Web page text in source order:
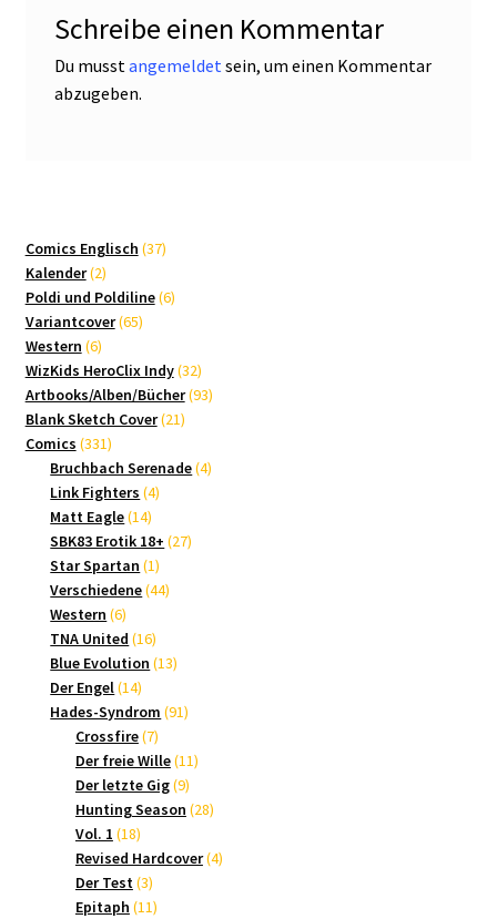
Schreibe einen Kommentar
Du musst angemeldet sein, um einen Kommentar
abzugeben.
Comics Englisch 3737
Kalender 22
Produkte
Poldi und Poldiline 66
Variantcover 6565
Western 66
Produkte
WizKids HeroClix Indy 3232
Produkte
Artbooks/Alben/Bücher 9393
Blank Sketch Cover 2121
Comics 331331
Produkte
Bruchbach Serenade 44
Link Fighters 44
Matt Eagle 1414
Produkte
SBK83 Erotik 18+ 2727
Star Spartan 11
Produkt
Verschiedene 4444
Western 66
Produkte
TNA United 1616
Produkte
Blue Evolution 1313
Der Engel 1414
Produkte
Hades-Syndrom 9191
Crossfire 77
Produkte
Der freie Wille 1111
Der letzte Gig 99
Produkte
Hunting Season 2828
Vol. 1 1818
Produkte
Revised Hardcover 44
Der Test 33
Produkte
Epitaph 1111